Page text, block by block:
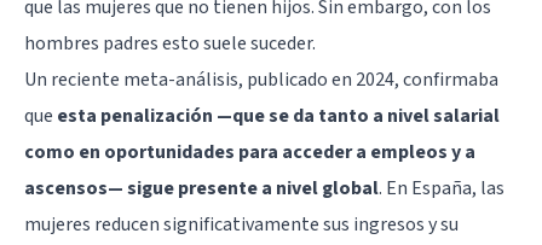
que las mujeres que no tienen hijos. Sin embargo, con los
hombres padres esto suele suceder.
Un reciente meta-análisis, publicado en 2024, confirmaba
que esta penalización —que se da tanto a nivel salarial
como en oportunidades para acceder a empleos y a
ascensos— sigue presente a nivel global. En España, las
mujeres reducen significativamente sus ingresos y su